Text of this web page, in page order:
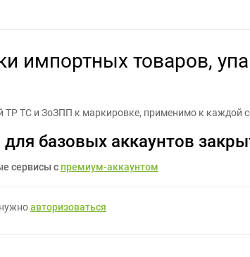
импортных товаров,
ТР ТС и ЗоЗПП к маркировке, применимо к каждой
базовых аккаунтов
сервисы с премиум-аккаунтом
авторизоваться